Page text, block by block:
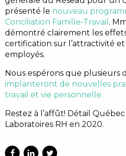
présenté le nouveau
Conciliation Famille-Travail .
démontré clairement les
certification sur l’attractivité
employés.
Nous espérons que plusieurs
implanteront de nouvelles
travail et vie personnelle.
Restez à l’affût! Détail
Laboratoires RH en 2020.